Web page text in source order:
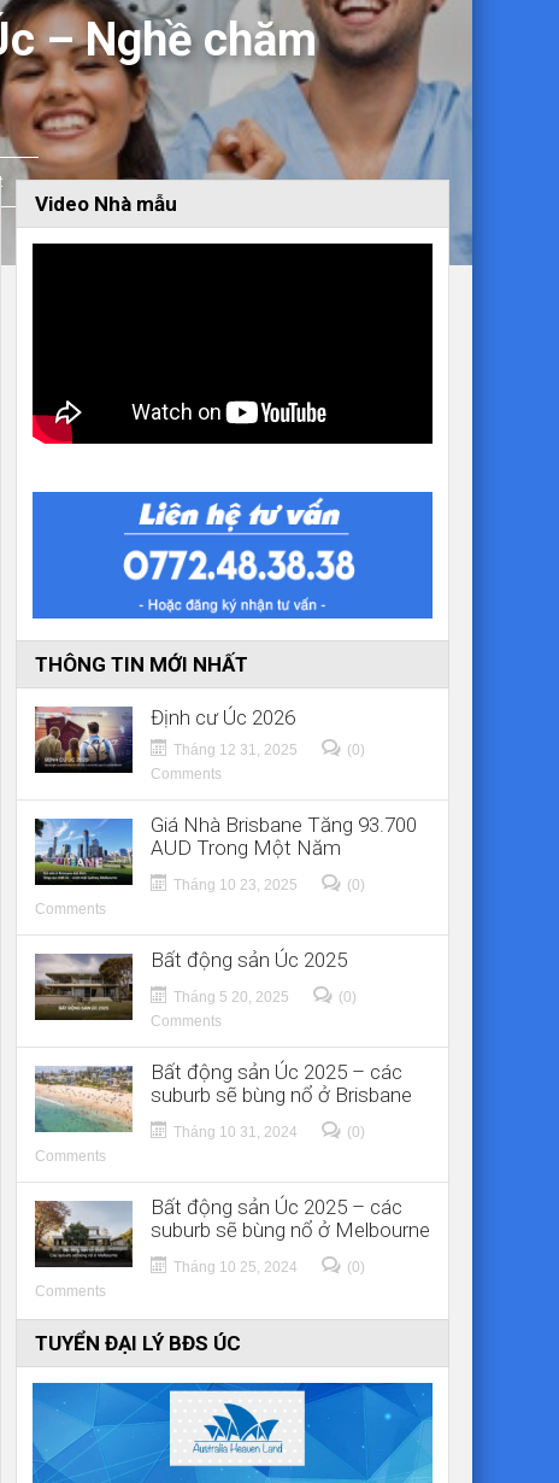
– Nghề chăm
Video Nhà mẫu
THÔNG TIN MỚI NHẤT
Định cư Úc 2026
Tháng 12 31, 2025
(0)
Comments
Giá Nhà Brisbane Tăng 93.700
AUD Trong Một Năm
Tháng 10 23, 2025
(0)
Comments
Bất động sản Úc 2025
Tháng 5 20, 2025
(0)
Comments
Bất động sản Úc 2025 – các
suburb sẽ bùng nổ ở Brisbane
Tháng 10 31, 2024
(0)
Comments
Bất động sản Úc 2025 – các
suburb sẽ bùng nổ ở Melbourne
Tháng 10 25, 2024
(0)
Comments
TUYỂN ĐẠI LÝ BĐS ÚC